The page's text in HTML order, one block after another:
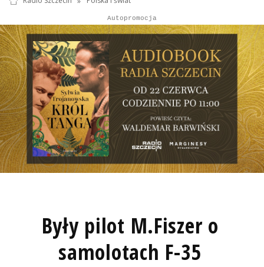
Reklama
Autopromocja
Autopromocja
Były pilot M.Fiszer o
samolotach F-35